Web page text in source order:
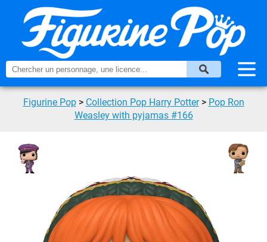
Figurine Pop > Collection Pop Harry Potter > Pop Ron
Weasley with pyjamas #166